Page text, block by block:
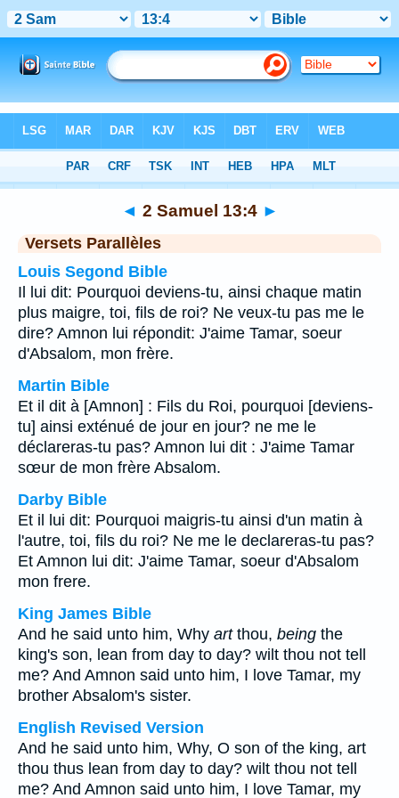
Chapitre 13 > Verset 4
◄ 2 Samuel 13:4 ►
Versets Parallèles
Louis Segond Bible
Il lui dit: Pourquoi deviens-tu, ainsi chaque matin
plus maigre, toi, fils de roi? Ne veux-tu pas me le
dire? Amnon lui répondit: J'aime Tamar, soeur
d'Absalom, mon frère.
Martin Bible
Et il dit à [Amnon] : Fils du Roi, pourquoi [deviens-
tu] ainsi exténué de jour en jour? ne me le
déclareras-tu pas? Amnon lui dit : J'aime Tamar
sœur de mon frère Absalom.
Darby Bible
Et il lui dit: Pourquoi maigris-tu ainsi d'un matin à
l'autre, toi, fils du roi? Ne me le declareras-tu pas?
Et Amnon lui dit: J'aime Tamar, soeur d'Absalom
mon frere.
King James Bible
And he said unto him, Why artthou, being the
king's son, lean from day to day? wilt thou not tell
me? And Amnon said unto him, I love Tamar, my
brother Absalom's sister.
English Revised Version
And he said unto him, Why, O son of the king, art
thou thus lean from day to day? wilt thou not tell
me? And Amnon said unto him, I love Tamar, my